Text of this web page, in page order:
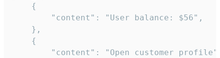
    {
        "content": "User balance: $56",
    },
    {
"content": "Open customer